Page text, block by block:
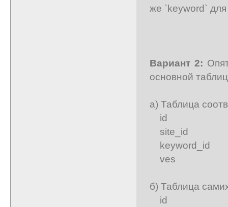
же `keyword` для
Вариант 2:
основной
а) Таблица
id
site_id
ves
б) Таблица
id